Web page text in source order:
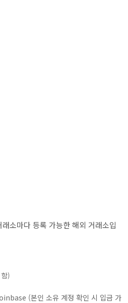
소마다 등록 가능한 해외 거래소입
)
(본인 소유 계정 확인 시 입금 가